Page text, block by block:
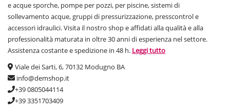
e acque sporche, pompe per pozzi, per piscine, sistemi di
sollevamento acque, gruppi di pressurizzazione, presscontrol e
accessori idraulici. Visita il nostro shop e affidati alla qualità e alla
professionalità maturata in oltre 30 anni di esperienza nel settore.
Assistenza costante e spedizione in 48 h. Leggi tutto
Viale dei Sarti, 6, 70132 Modugno BA
info@demshop.it
+39 0805044114
+39 3351703409